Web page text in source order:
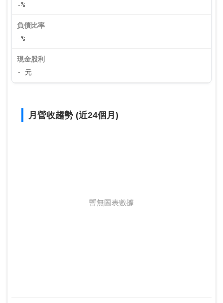
-%
負債比率
-%
現金股利
- 元
月營收趨勢 (近24個月)
暫無圖表數據